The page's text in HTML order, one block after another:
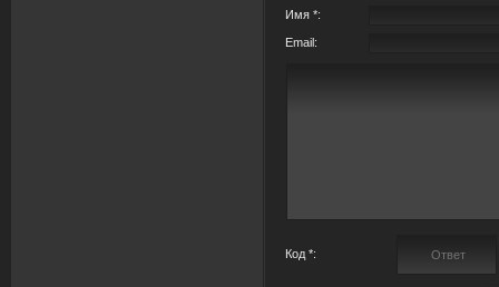
Имя *:
Email:
Код *: